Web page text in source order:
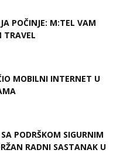
POČINJE: M:TEL VAM
TRAVEL
MOBILNI INTERNET U
PODRŠKOM SIGURNIM
RADNI SASTANAK U